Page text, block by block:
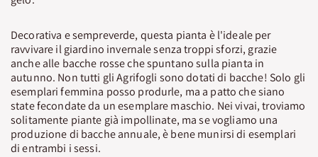
Decorativa e sempreverde, questa pianta è l'ideale per
ravvivare il giardino invernale senza troppi sforzi, grazie
anche alle bacche rosse che spuntano sulla pianta in
autunno. Non tutti gli Agrifogli sono dotati di bacche! Solo gli
esemplari femmina posso produrle, ma a patto che siano
state fecondate da un esemplare maschio. Nei vivai, troviamo
solitamente piante già impollinate, ma se vogliamo una
produzione di bacche annuale, è bene munirsi di esemplari
di entrambi i sessi.